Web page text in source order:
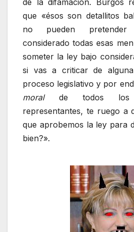
de la difamación. Burgos
que «ésos son detallitos
no pueden pretender
considerado todas esas
someter la ley bajo
si vas a criticar de
proceso legislativo y por
moralde todos los
representantes, te ruego a
que aprobemos la ley para
bien?».